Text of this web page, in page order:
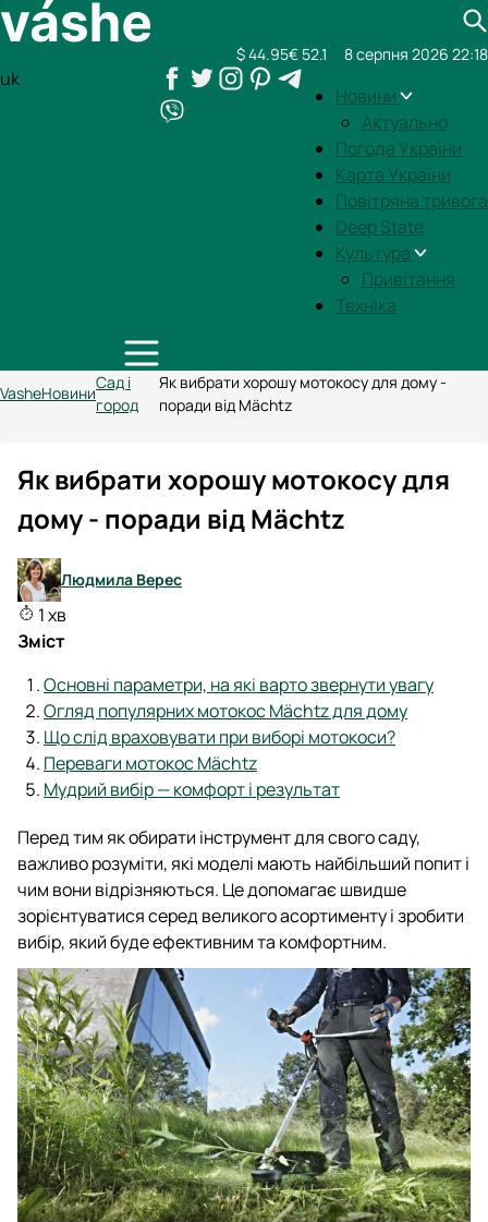
uk
Новини
Актуально
Погода України
Карта України
Повітряна тривога
Deep State
Культура
Привітання
Техніка
$ 44.95€ 52.1 8 серпня 2026 22:18
VasheНовини
Сад і
город
Як вибрати хорошу мотокосу для дому -
поради від Мächtz
Як вибрати хорошу мотокосу для
дому - поради від Мächtz
Людмила Верес
1 хв
Зміст
Основні параметри, на які варто звернути увагу
Огляд популярних мотокос Mächtz для дому
Що слід враховувати при виборі мотокоси?
Переваги мотокос Mächtz
Мудрий вибір — комфорт і результат
Перед тим як обирати інструмент для свого саду,
важливо розуміти, які моделі мають найбільший попит і
чим вони відрізняються. Це допомагає швидше
зорієнтуватися серед великого асортименту і зробити
вибір, який буде ефективним та комфортним.